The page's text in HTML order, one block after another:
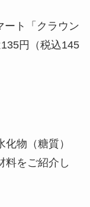
ート「クラウン
円（税込145
物（糖質）
料をご紹介し